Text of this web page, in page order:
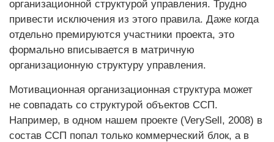
организационной структурой управления. Трудно
привести исключения из этого правила. Даже когда
отдельно премируются участники проекта, это
формально вписывается в матричную
организационную структуру управления.
Мотивационная организационная структура может
не совпадать со структурой объектов ССП.
Например, в одном нашем проекте (VerySell, 2008) в
состав ССП попал только коммерческий блок, а в